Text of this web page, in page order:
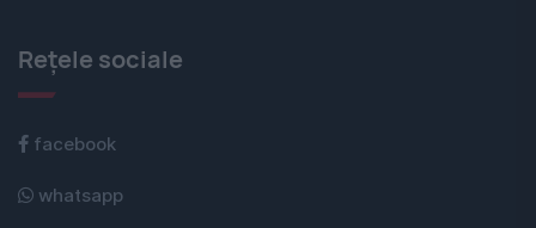
Rețele sociale
facebook
whatsapp